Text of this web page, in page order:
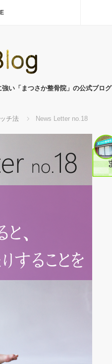
い「まつさか整骨院」の公式ブログ
チ法 News Letter no.18